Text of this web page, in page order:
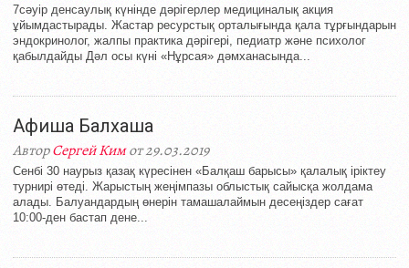
7cәуір денсаулық күнінде дәрігерлер медициналық акция
ұйымдастырады. Жастар ресурстық орталығында қала тұрғындарын
эндокринолог, жалпы практика дәрігері, педиатр және психолог
қабылдайды Дәл осы күні «Нұрсая» дәмханасында...
Афиша Балхаша
АвторСергей Кимот 29.03.2019
Сенбі 30 наурыз қазақ күресінен «Балқаш барысы» қалалық іріктеу
турнирі өтеді. Жарыстың жеңімпазы облыстық сайысқа жолдама
алады. Балуандардың өнерін тамашалаймын десеңіздер сағат
10:00-ден бастап дене...